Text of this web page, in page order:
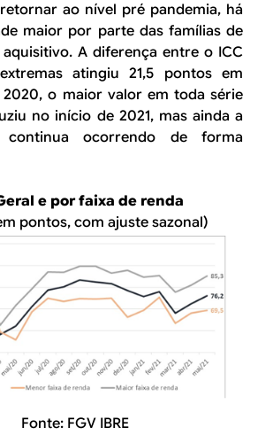
ao nível pré pandemia, há
maior por parte das famílias de
A diferença entre o ICC
atingiu 21,5 pontos em
o maior valor em toda série
no início de 2021, mas ainda a
continua ocorrendo de forma
e por faixa de renda
pontos, com ajuste sazonal)
Fonte: FGV IBRE